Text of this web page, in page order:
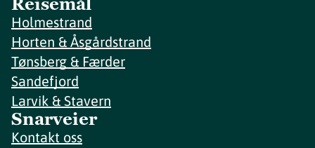
Holmestrand
Horten & Åsgårdstrand
Tønsberg & Færder
Sandefjord
Larvik & Stavern
Snarveier
Kontakt oss